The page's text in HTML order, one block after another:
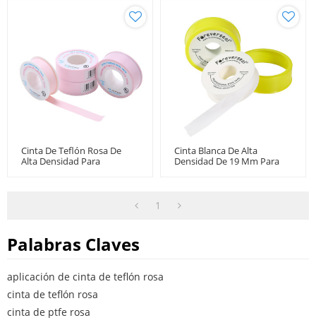
Cinta De Teflón Rosa De
Alta Densidad Para
Cinta Blanca De Alta
Densidad De 19 Mm Para
1
Palabras Claves
aplicación de cinta de teflón rosa
cinta de teflón rosa
cinta de ptfe rosa